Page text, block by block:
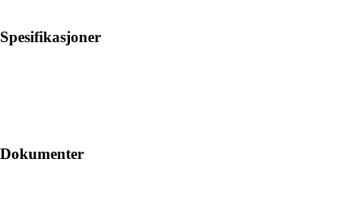
Spesifikasjoner
Dokumenter